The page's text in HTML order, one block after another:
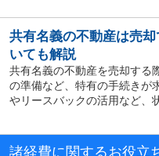
共有名義の不動産は売
いても解説
共有名義の不動産を売却する
の準備など、特有の手続きが
やリースバックの活用など、
諸経費に関するお役立